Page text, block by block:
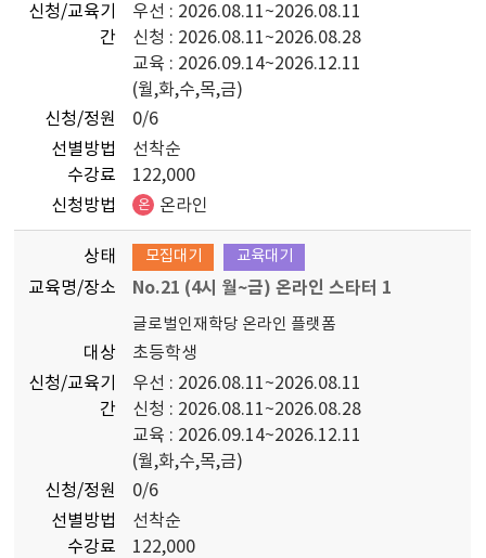
신청/교육기
간
우선 : 2026.08.11~2026.08.11
신청 : 2026.08.11~2026.08.28
교육 : 2026.09.14~2026.12.11
(월,화,수,목,금)
신청/정원
0/6
선별방법
수강료
선착순
122,000
신청방법
온 온라인
상태 모집대기 교육대기
교육명/장소 No.21 (4시 월~금) 온라인 스타터 1
글로벌인재학당 온라인 플랫폼
대상
초등학생
신청/교육기
간
우선 : 2026.08.11~2026.08.11
신청 : 2026.08.11~2026.08.28
교육 : 2026.09.14~2026.12.11
(월,화,수,목,금)
신청/정원
0/6
선별방법
수강료
선착순
122,000